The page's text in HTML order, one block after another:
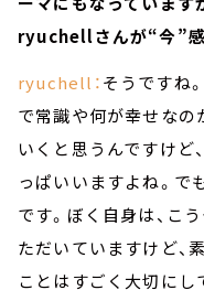
ryuchellさんが“今”感
ryuchell：そうですね
で常識や何が幸せなの
いくと思うんですけど
っぱいいますよね。で
です。ぼく自身は、こ
ただいていますけど、
ことはすごく大切にし